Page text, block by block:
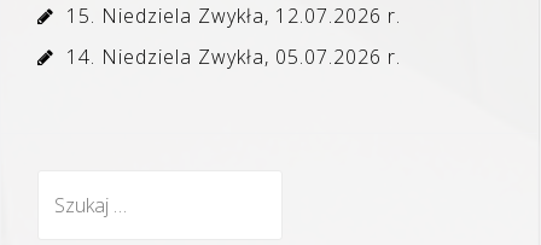
15. Niedziela Zwykła, 12.07.2026 r.
14. Niedziela Zwykła, 05.07.2026 r.